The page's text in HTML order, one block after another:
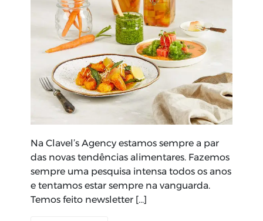
Na Clavel’s Agency estamos sempre a par
das novas tendências alimentares. Fazemos
sempre uma pesquisa intensa todos os anos
e tentamos estar sempre na vanguarda.
Temos feito newsletter […]